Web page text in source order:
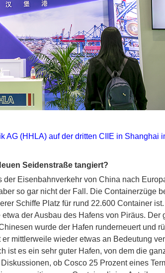
AG (HHLA) auf der dritten CIIE in Shanghai
Seidenstraße tangiert?
Eisenbahnverkehr von China nach
so gar nicht der Fall. Die Containerzüge
Schiffe Platz für rund 22.600 Container
der Ausbau des Hafens von Piräus. Der
wurde der Hafen runderneuert und
mittlerweile wieder etwas an Bedeutung
ist es ein sehr guter Hafen, von dem die
ob Cosco 25 Prozent eines